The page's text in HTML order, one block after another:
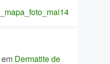
em Dermatite de